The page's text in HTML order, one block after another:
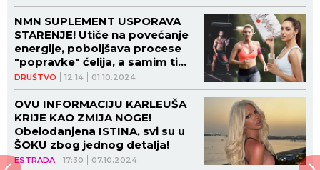
DRUŠTVO 12:14 01.10.2024
NMN SUPLEMENT USPORAVA
STARENJE! Utiče na povećanje
energije, poboljšava procese
"popravke" ćelija, a samim tim
organizam čini zdravijim i
vitalnijim
ESTRADA 17:30 07.10.2024
OVU INFORMACIJU KARLEUŠA
KRIJE KAO ZMIJA NOGE!
Obelodanjena ISTINA, svi su u
ŠOKU zbog jednog detalja!